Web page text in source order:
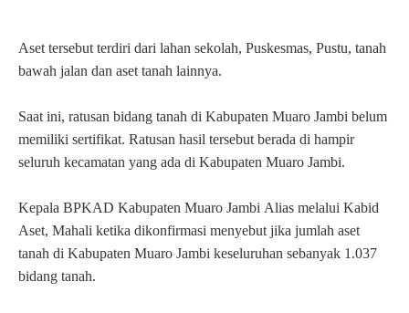
Aset tersebut terdiri dari lahan sekolah, Puskesmas, Pustu, tanah
bawah jalan dan aset tanah lainnya.
Saat ini, ratusan bidang tanah di Kabupaten Muaro Jambi belum
memiliki sertifikat. Ratusan hasil tersebut berada di hampir
seluruh kecamatan yang ada di Kabupaten Muaro Jambi.
Kepala BPKAD Kabupaten Muaro Jambi Alias melalui Kabid
Aset, Mahali ketika dikonfirmasi menyebut jika jumlah aset
tanah di Kabupaten Muaro Jambi keseluruhan sebanyak 1.037
bidang tanah.